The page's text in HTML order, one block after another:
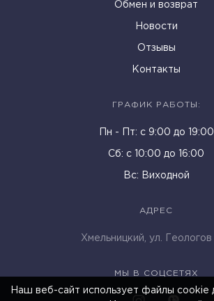
Обмен и возврат
Новости
Отзывы
Контакты
ГРАФИК РАБОТЫ:
Пн - Пт: c 9:00 до 19:00
Cб: с 10:00 до 16:00
Вс: Виходной
АДРЕС
Хмельницкий, ул.
МЫ В СОЦСЕТЯХ
Наш веб-сайт использует файлы cookie